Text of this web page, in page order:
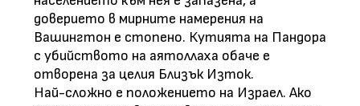
доверието в мирните намерения на
Вашингтон е стопено. Кутията на Пандора
с убийството на аятоллаха обаче е
отворена за целия Близък Изток.
Най-сложно е положението на Израел. Ако